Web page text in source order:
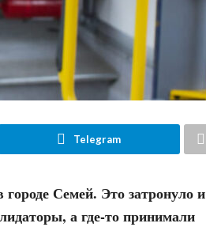
Telegram
Семей. Это затронуло и
а где-то принимали